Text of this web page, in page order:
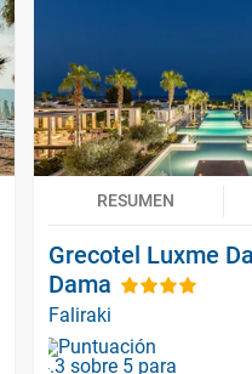
RESUMEN
Grecotel Luxme
Dama
Faliraki